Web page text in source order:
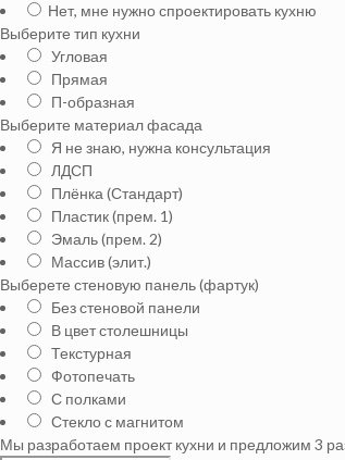
Нет, мне нужно спроектировать кухню
Выберите тип кухни
Угловая
Прямая
П-образная
Выберите материал фасада
Я не знаю, нужна консультация
ЛДСП
Плёнка (Стандарт)
Пластик (прем. 1)
Эмаль (прем. 2)
Массив (элит.)
Выберете стеновую панель (фартук)
Без стеновой панели
В цвет столешницы
Текстурная
Фотопечать
С полками
Стекло с магнитом
Мы разработаем проект кухни и предложим 3